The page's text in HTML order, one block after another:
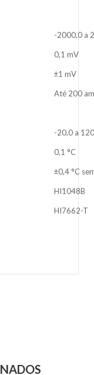
-2000,0 a
0,1 mV
±1 mV
Até 200
-20,0 a
0,1 °C
±0,4 °C
HI1048B
HI7662-T